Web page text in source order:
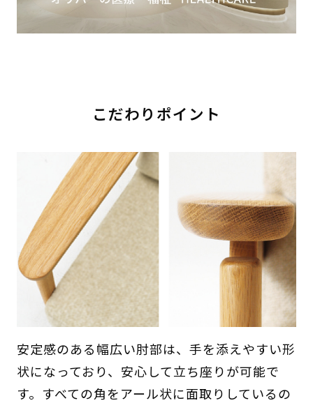
こだわりポイント
安定感のある幅広い肘部は、手を添えやすい形
状になっており、安心して立ち座りが可能で
す。すべての角をアール状に面取りしているの